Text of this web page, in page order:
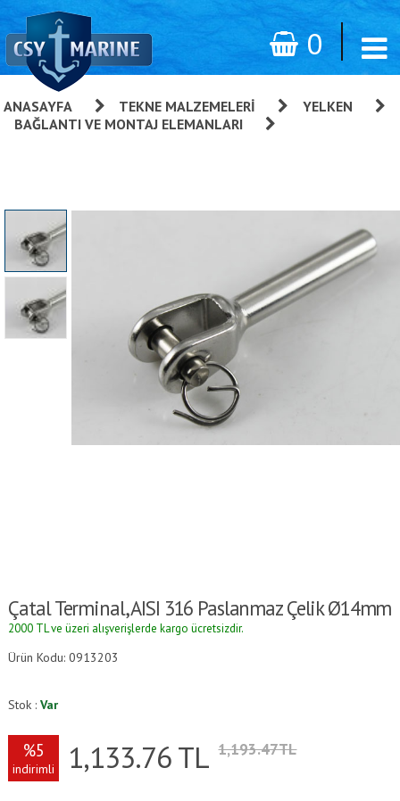
0
ANASAYFA TEKNE MALZEMELERI
YELKEN
BAĞLANTI VE MONTAJ ELEMANLARI
Çatal Terminal, AISI 316 Paslanmaz Çelik Ø14mm
2000 TL ve üzeri alışverişlerde kargo ücretsizdir.
Ürün Kodu: 0913203
Stok :Var
%5
indirimli 1,133.76TL 1,193.47TL